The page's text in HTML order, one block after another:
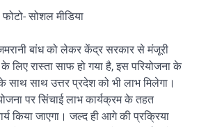
फोटो- सोशल मीडिया
बांध को लेकर केंद्र सरकार से मंजूरी
के लिए रास्ता साफ हो गया है, इस परियोजना के
साथ साथ उत्तर प्रदेश को भी लाभ मिलेगा।
पर सिंचाई लाभ कार्यक्रम के तहत
किया जाएगा। जल्द ही आगे की प्रक्रिया